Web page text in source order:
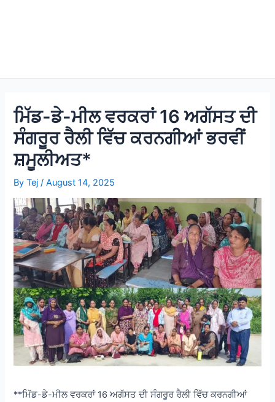
ਮਿੱਡ-ਡੇ-ਮੀਲ ਵਰਕਰਾਂ 16 ਅਗੱਸਤ ਦੀ
ਸੰਗਰੂਰ ਰੈਲੀ ਵਿੱਚ ਕਰਨਗੀਆਂ ਭਰਵੀਂ
ਸ਼ਮੂਲੀਅਤ*
ByTej/August 14, 2025
**ਮਿੱਡ-ਡੇ-ਮੀਲ ਵਰਕਰਾਂ 16 ਅਗੱਸਤ ਦੀ ਸੰਗਰੂਰ ਰੈਲੀ ਵਿੱਚ ਕਰਨਗੀਆਂ